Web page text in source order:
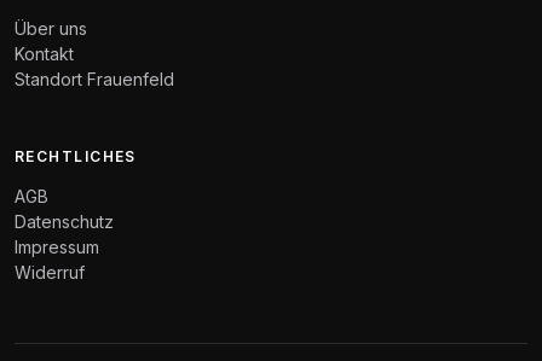
Über uns
Kontakt
Standort Frauenfeld
RECHTLICHES
AGB
Datenschutz
Impressum
Widerruf